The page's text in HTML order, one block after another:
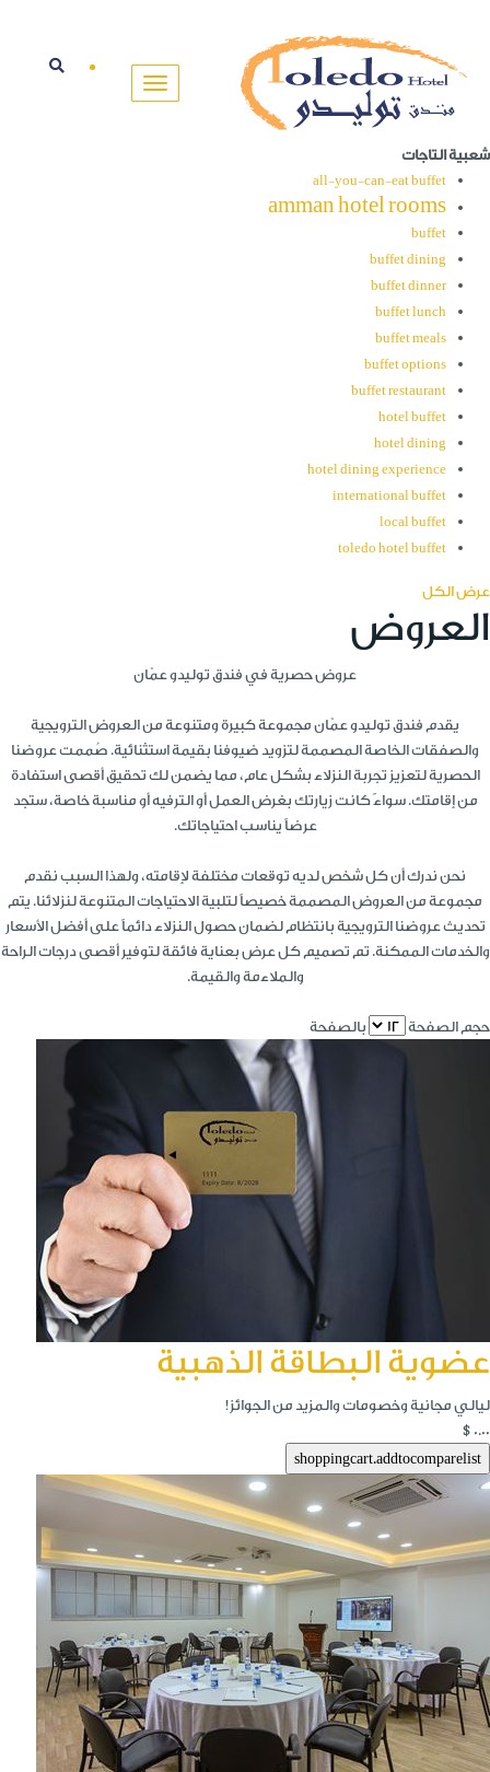
شعبية التاجات
all-you-can-eat buffet
amman hotel rooms
buffet
buffet dining
buffet dinner
buffet lunch
buffet meals
buffet options
buffet restaurant
hotel buffet
hotel dining
hotel dining experience
international buffet
local buffet
toledo hotel buffet
عرض الكل
العروض
عروض حصرية في فندق توليدو عمّان
يقدم فندق توليدو عمّان مجموعة كبيرة ومتنوعة من العروض الترويجية
والصفقات الخاصة المصممة لتزويد ضيوفنا بقيمة استثنائية. صُممت عروضنا
الحصرية لتعزيز تجربة النزلاء بشكل عام، مما يضمن لك تحقيق أقصى استفادة
من إقامتك. سواءً كانت زيارتك بغرض العمل أو الترفيه أو مناسبة خاصة، ستجد
عرضاً يناسب احتياجاتك.
نحن ندرك أن كل شخص لديه توقعات مختلفة لإقامته، ولهذا السبب نقدم
مجموعة من العروض المصممة خصيصاً لتلبية الاحتياجات المتنوعة لنزلائنا. يتم
تحديث عروضنا الترويجية بانتظام لضمان حصول النزلاء دائماً على أفضل الأسعار
والخدمات الممكنة. تم تصميم كل عرض بعناية فائقة لتوفير أقصى درجات الراحة
والملاءمة والقيمة.
حجم الصفحة بالصفحة
عضوية البطاقة الذهبية
ليالي مجانية وخصومات والمزيد من الجوائز!
$0.00